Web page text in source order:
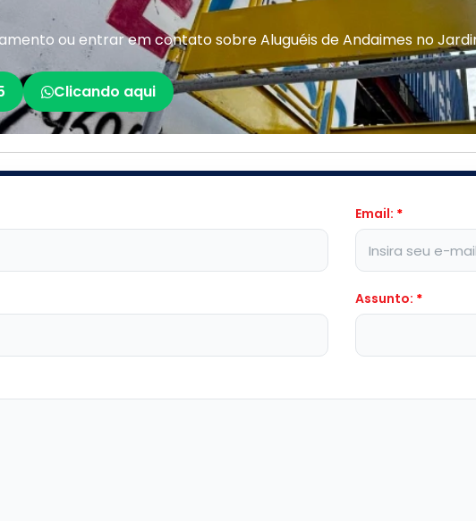
ou entrar em contato sobre Aluguéis de Andaimes no
Clicando aqui
Email: *
Assunto: *